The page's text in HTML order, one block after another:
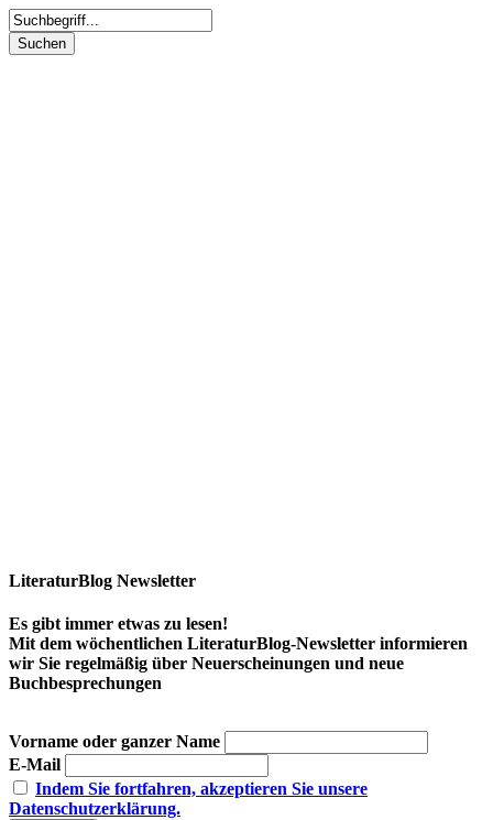
LiteraturBlog Newsletter
Es gibt immer etwas zu lesen!
Mit dem wöchentlichen LiteraturBlog-Newsletter informieren
wir Sie regelmäßig über Neuerscheinungen und neue
Buchbesprechungen
Vorname oder ganzer Name
E-Mail
Indem Sie fortfahren, akzeptieren Sie unsere
Datenschutzerklärung.